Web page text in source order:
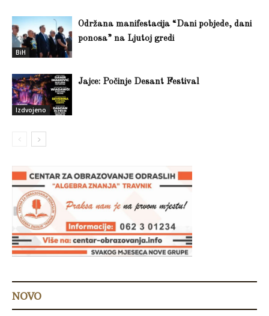
BiH
Održana manifestacija “Dani pobjede, dani
ponosa” na Ljutoj gredi
Izdvojeno
Jajce: Počinje Desant Festival
NOVO